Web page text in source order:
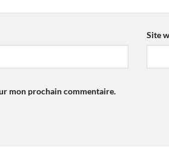
Site
mon prochain commentaire.